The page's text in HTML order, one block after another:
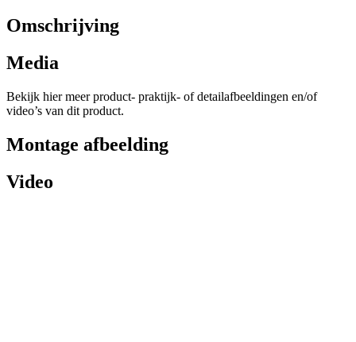
Omschrijving
Media
Bekijk hier meer product- praktijk- of detailafbeeldingen en/of
video’s van dit product.
Montage afbeelding
Video